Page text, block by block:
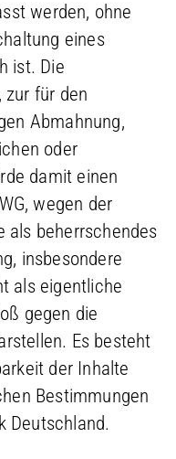
werden, ohne
eines
ist. Die
zur für den
Abmahnung,
oder
damit einen
wegen der
als beherrschendes
insbesondere
als eigentliche
gegen die
Es besteht
der Inhalte
Bestimmungen
Deutschland.